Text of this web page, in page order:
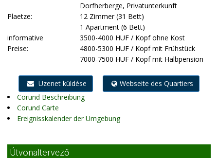
Dorfherberge, Privatunterkunft
Plaetze:
12 Zimmer (31 Bett)
1 Apartment (6 Bett)
informative
Preise:
3500-4000 HUF / Kopf ohne Kost
4800-5300 HUF / Kopf mit Frühstück
7000-7500 HUF / Kopf mit Halbpension
Üzenet küldése
Webseite des Quartiers
Corund Beschreibung
Corund Carte
Ereignisskalender der Umgebung
Útvonaltervező